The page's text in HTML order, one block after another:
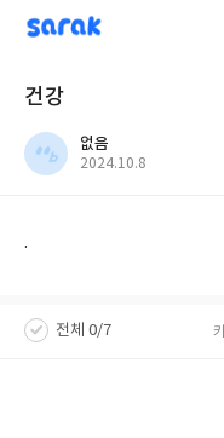
sarak
건강
없음
작
2024.10.8
.
전체 0/7